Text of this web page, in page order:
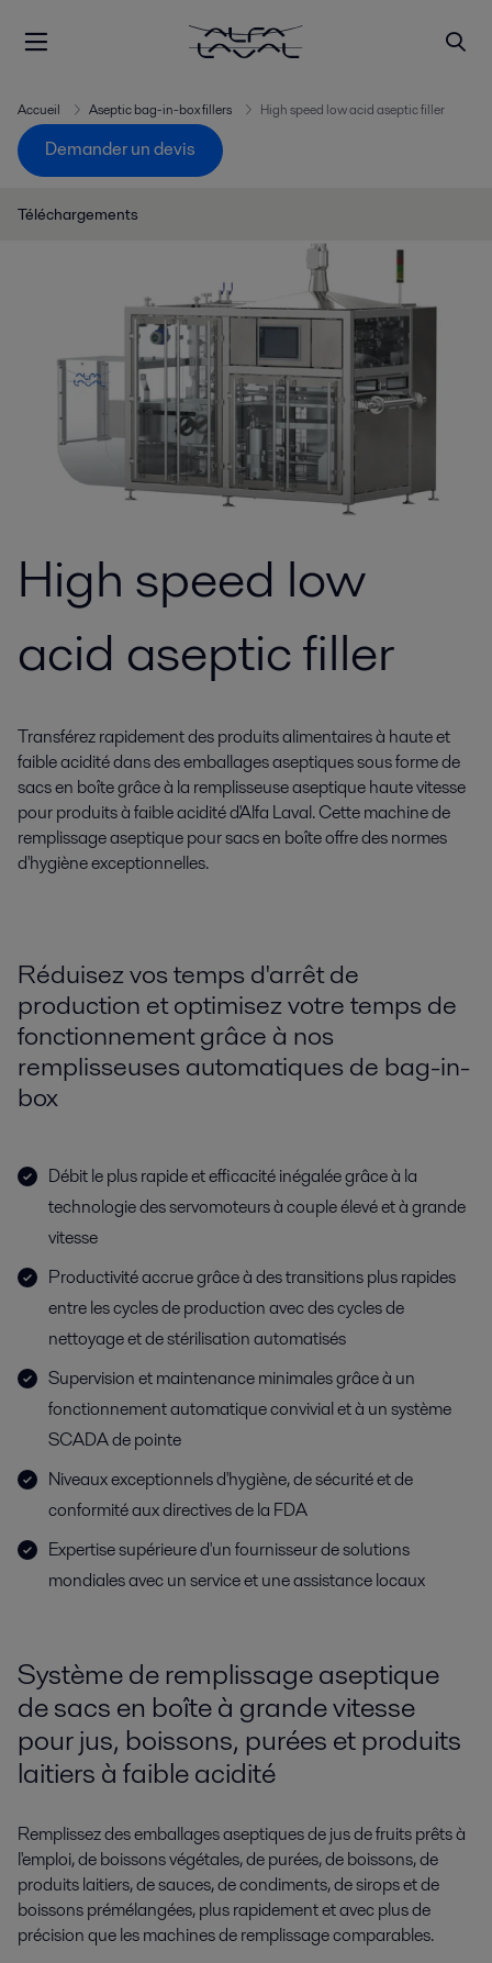
Accueil Aseptic bag-in-box fillers High speed low acid aseptic filler
Demander un devis
Téléchargements
High speed low
acid aseptic filler
Transférez rapidement des produits alimentaires à haute et
faible acidité dans des emballages aseptiques sous forme de
sacs en boîte grâce à la remplisseuse aseptique haute vitesse
pour produits à faible acidité d'Alfa Laval. Cette machine de
remplissage aseptique pour sacs en boîte offre des normes
d'hygiène exceptionnelles.
Réduisez vos temps d'arrêt de
production et optimisez votre temps de
fonctionnement grâce à nos
remplisseuses automatiques de bag-in-
box
Débit le plus rapide et efficacité inégalée grâce à la
technologie des servomoteurs à couple élevé et à grande
vitesse
Productivité accrue grâce à des transitions plus rapides
entre les cycles de production avec des cycles de
nettoyage et de stérilisation automatisés
Supervision et maintenance minimales grâce à un
fonctionnement automatique convivial et à un système
SCADA de pointe
Niveaux exceptionnels d'hygiène, de sécurité et de
conformité aux directives de la FDA
Expertise supérieure d'un fournisseur de solutions
mondiales avec un service et une assistance locaux
Système de remplissage aseptique
de sacs en boîte à grande vitesse
pour jus, boissons, purées et produits
laitiers à faible acidité
Remplissez des emballages aseptiques de jus de fruits prêts à
l'emploi, de boissons végétales, de purées, de boissons, de
produits laitiers, de sauces, de condiments, de sirops et de
boissons prémélangées, plus rapidement et avec plus de
précision que les machines de remplissage comparables.